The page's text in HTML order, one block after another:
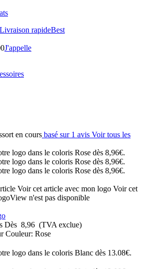
Livraison rapideBest
J'appelle
en cours basé sur 1 avis Voir tous les
Voir cet article avec mon logo Voir cet
n'est pas disponible
Dès 8,96 (TVA exclue)
Couleur: Rose